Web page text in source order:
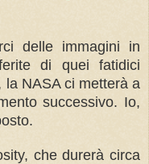
delle immagini in
di quei fatidici
NASA ci metterà a
successivo. Io,
che durerà circa